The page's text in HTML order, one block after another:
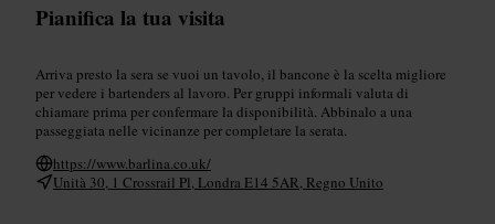
Pianifica la tua visita
Arriva presto la sera se vuoi un tavolo, il bancone è la scelta migliore
per vedere i bartenders al lavoro. Per gruppi informali valuta di
chiamare prima per confermare la disponibilità. Abbinalo a una
passeggiata nelle vicinanze per completare la serata.
https://www.barlina.co.uk/
Unità 30, 1 Crossrail Pl, Londra E14 5AR, Regno Unito